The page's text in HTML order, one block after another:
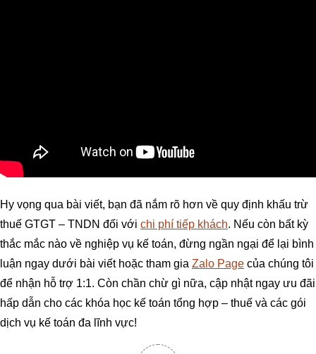
Hy vọng qua bài viết, bạn đã nắm rõ hơn về quy định khấu trừ
thuế GTGT – TNDN đối với chi phí tiếp khách. Nếu còn bất kỳ
thắc mắc nào về nghiệp vụ kế toán, đừng ngần ngại để lại bình
luận ngay dưới bài viết hoặc tham gia Zalo Page của chúng tôi
để nhận hỗ trợ 1:1. Còn chần chừ gì nữa, cập nhật ngay ưu đãi
hấp dẫn cho các khóa học kế toán tổng hợp – thuế và các gói
dịch vụ kế toán đa lĩnh vực!